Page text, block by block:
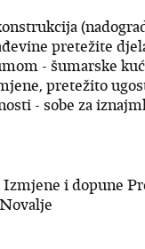
pretežite
- šumarske
pretežito
- sobe za
Izmjene i dopune